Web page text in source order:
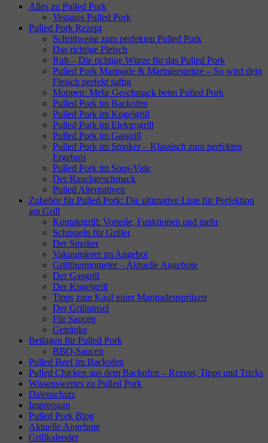
Alles zu Pulled Pork
Veganes Pulled Pork
Pulled Pork Rezept
Schrittweise zum perfekten Pulled Pork
Das richtige Fleisch
Rub – Die richtige Würze für das Pulled Pork
Pulled Pork Marinade & Marinierspritze – So wird dein
Fleisch perfekt saftig
Moppen: Mehr Geschmack beim Pulled Pork
Pulled Pork im Backofen
Pulled Pork im Kugelgrill
Pulled Pork im Elektrogrill
Pulled Pork im Gasgrill
Pulled Pork im Smoker – Klassisch zum perfekten
Ergebnis
Pulled Pork im Sous-Vide
Der Rauchgeschmack
Pulled Alternativen
Zubehör für Pulled Pork: Die ultimative Liste für Perfektion
am Grill
Kontaktgrill: Vorteile, Funktionen und mehr
Schüsseln für Griller
Der Smoker
Vakuumierer im Angebot
Grillthermometer – Aktuelle Angebote
Der Gasgrill
Der Kugelgrill
Tipps zum Kauf einer Marinadenspritzen
Der Grillpinsel
Für Saucen
Getränke
Beilagen für Pulled Pork
BBQ-Saucen
Pulled Beef im Backofen
Pulled Chicken aus dem Backofen – Rezept, Tipps und Tricks
Wissenswertes zu Pulled Pork
Datenschutz
Impressum
Pulled Pork Blog
Aktuelle Angebote
Grillkalender